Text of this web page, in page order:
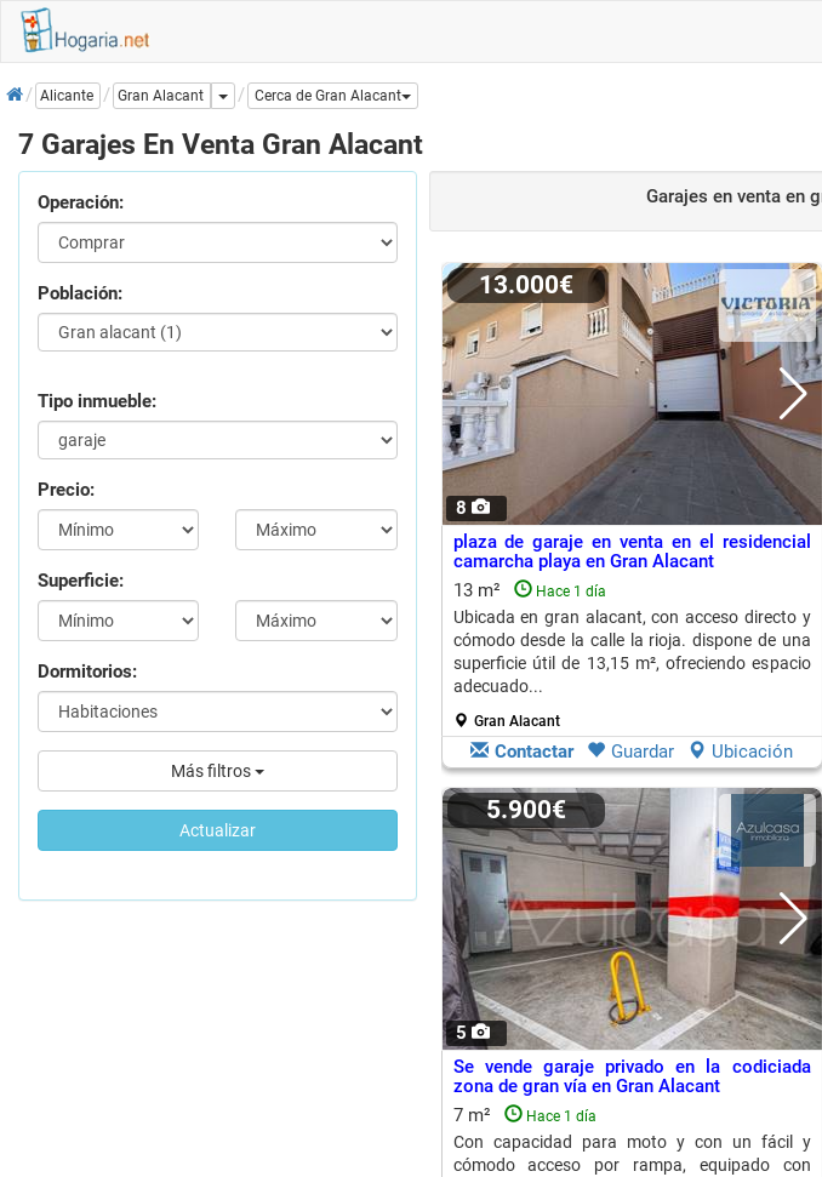
InicioAlicante Gran Alacant Dropdown
Cerca de Gran Alacant
7 Garajes En Venta Gran Alacant
Operación:
Población:
Tipo inmueble:
Precio:
Superficie:
Dormitorios:
Más filtros
Actualizar
Garajes en venta en
8
13.000€
plaza de garaje en venta en el residencial
camarcha playa en Gran Alacant
13 m²
Hace 1 día
Ubicada en gran alacant, con acceso directo y
cómodo desde la calle la rioja. dispone de una
superficie útil de 13,15 m², ofreciendo espacio
adecuado...
Gran Alacant
Contactar Guardar Ubicación
5
5.900€
Se vende garaje privado en la codiciada
zona de gran vía en Gran Alacant
7 m²
Hace 1 día
Con capacidad para moto y con un fácil y
cómodo acceso por rampa, equipado con